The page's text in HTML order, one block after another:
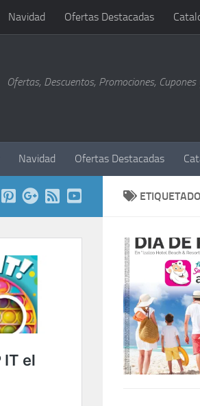
Navidad Ofertas Destacadas
Ofertas, Descuentos, Promociones, Cupones
Navidad Ofertas Destacadas